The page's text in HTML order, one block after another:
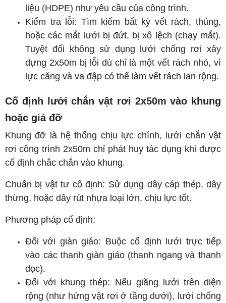
liệu (HDPE) như yêu cầu của công trình.
Kiểm tra lỗi: Tìm kiếm bất kỳ vết rách, thủng,
hoặc các mắt lưới bị đứt, bị xô lệch (chạy mắt).
Tuyệt đối không sử dụng lưới chống rơi xây
dựng 2x50m bị lỗi dù chỉ là một vết rách nhỏ, vì
lực căng và va đập có thể làm vết rách lan rộng.
Cố định lưới chắn vật rơi 2x50m vào khung
hoặc giá đỡ
Khung đỡ là hệ thống chịu lực chính, lưới chắn vật
rơi công trình 2x50m chỉ phát huy tác dụng khi được
cố định chắc chắn vào khung.
Chuẩn bị vật tư cố định: Sử dụng dây cáp thép, dây
thừng, hoặc dây rút nhựa loại lớn, chịu lực tốt.
Phương pháp cố định:
Đối với giàn giáo: Buộc cố định lưới trực tiếp
vào các thanh giàn giáo (thanh ngang và thanh
dọc).
Đối với khung thép: Nếu giăng lưới trên diện
rộng (như hứng vật rơi ở tầng dưới), lưới chống